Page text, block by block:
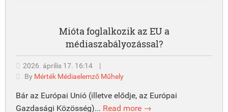
Mióta foglalkozik az EU a
médiaszabályozással?
2026. április 17. 16:14
|
By Mérték Médiaelemző Műhely
Bár az Európai Unió (illetve elődje, az Európai
Gazdasági Közösség)... Read more →